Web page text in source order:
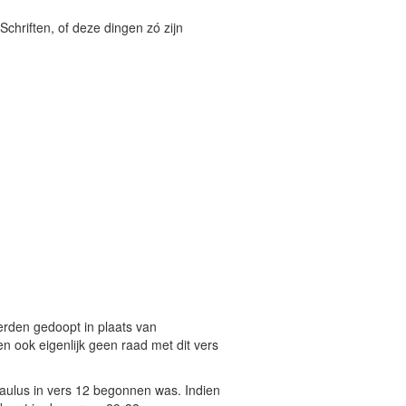
of deze dingen zó zijn
gedoopt in plaats van
ook eigenlijk geen raad met dit vers
in vers 12 begonnen was. Indien